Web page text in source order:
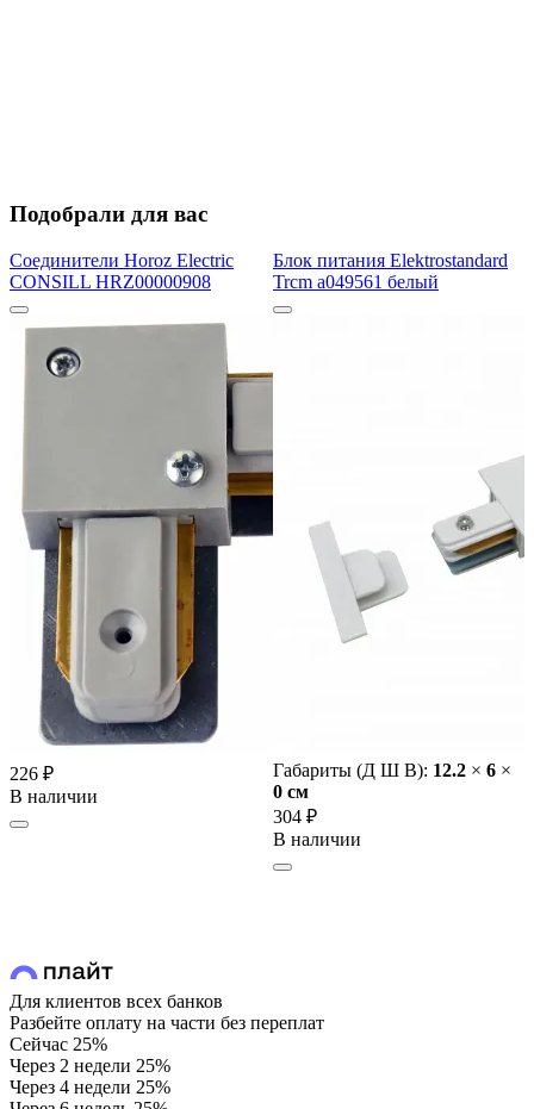
Подобрали для вас
Соединители Horoz Electric
CONSILL HRZ00000908
226 ₽
В наличии
Блок питания Elektrostandard
Trcm a049561 белый
Габариты (Д Ш В): 12.2 × 6 ×
0 cм
304 ₽
В наличии
Для клиентов всех банков
Разбейте оплату на части без переплат
Сейчас 25%
Через 2 недели 25%
Через 4 недели 25%